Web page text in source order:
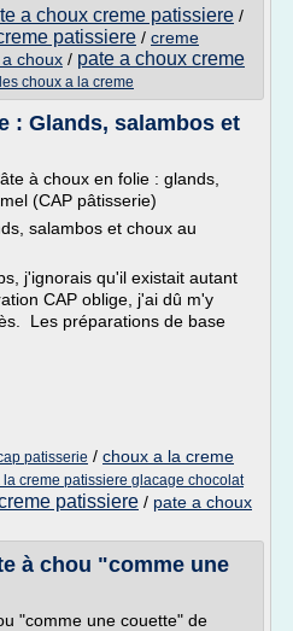
a choux creme patissiere /
patissiere / creme
choux / pate a choux creme
choux a la creme
: Glands, salambos et
à choux en folie : glands,
(CAP pâtisserie)
salambos et choux au
j'ignorais qu'il existait autant
CAP oblige, j'ai dû m'y
Les préparations de base
patisserie / choux a la creme
la creme patissiere glacage chocolat
patissiere / pate a choux
à chou "comme une
"comme une couette" de